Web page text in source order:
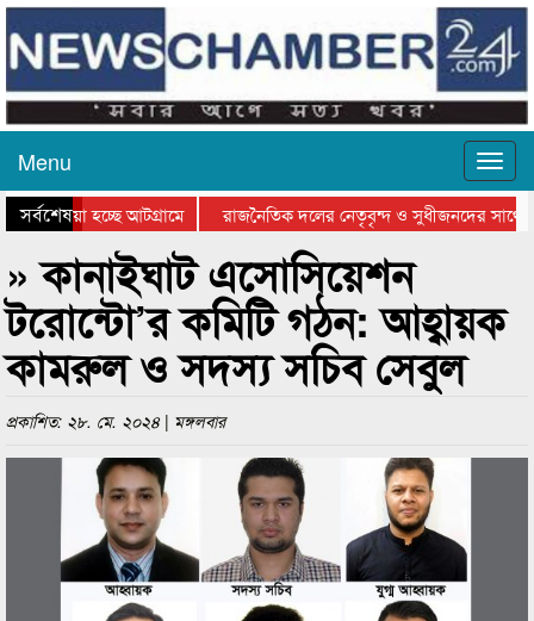
Menu
সর্বশেষ
যাওয়া হচ্ছে আটগ্রামে
রাজনৈতিক দলের নেতৃবৃন্দ ও সুধীজনদের সাথে
পুরস্কার বিতরণ সম্পন্ন
সিলেটে বাংলাদেশ গ্রুপ থিয়েটার
» কানাইঘাট এসোসিয়েশন
টরোন্টো’র কমিটি গঠন: আহ্বায়ক
কামরুল ও সদস্য সচিব সেবুল
প্রকাশিত: ২৮. মে. ২০২৪ | মঙ্গলবার